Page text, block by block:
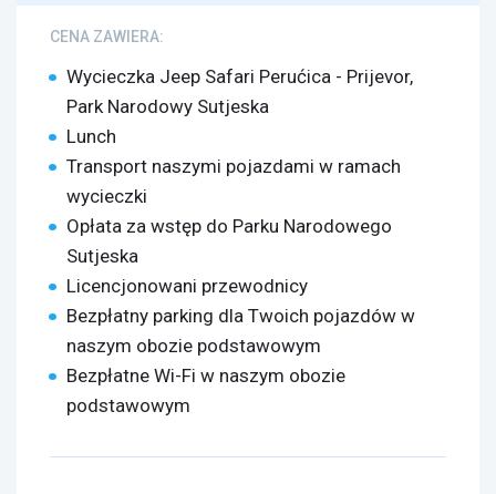
CENA ZAWIERA:
Wycieczka Jeep Safari Perućica - Prijevor,
Park Narodowy Sutjeska
Lunch
Transport naszymi pojazdami w ramach
wycieczki
Opłata za wstęp do Parku Narodowego
Sutjeska
Licencjonowani przewodnicy
Bezpłatny parking dla Twoich pojazdów w
naszym obozie podstawowym
Bezpłatne Wi-Fi w naszym obozie
podstawowym